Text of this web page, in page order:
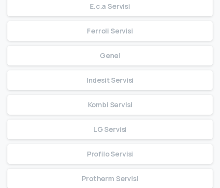
E.c.a Servisi
Ferroli Servisi
Genel
Indesit Servisi
Kombi Servisi
LG Servisi
Profilo Servisi
Protherm Servisi